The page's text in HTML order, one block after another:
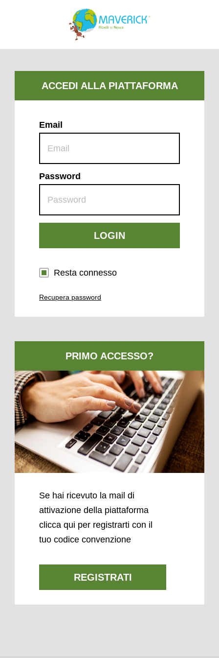
Email
Password
LOGIN
Resta connesso
Recupera password
Se hai ricevuto la mail di
attivazione della piattaforma
clicca qui per registrarti con il
tuo codice convenzione
REGISTRATI